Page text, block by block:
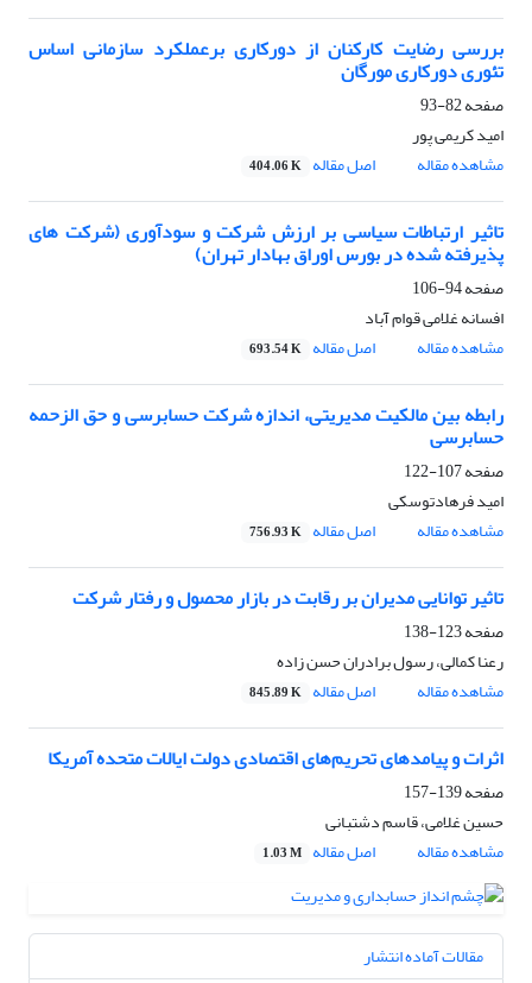
بررسی رضایت کارکنان از دورکاری برعملکرد سازمانی اساس
تئوری دورکاری مورگان
صفحه82-93
امید کریمی پور
مشاهده مقاله
اصل مقاله 404.06 K
تاثیر ارتباطات سیاسی بر ارزش شرکت و سودآوری (شرکت های
پذیرفته شده در بورس اوراق بهادار تهران)
صفحه94-106
افسانه غلامی قوام آباد
مشاهده مقاله
اصل مقاله 693.54 K
رابطه بین مالکیت مدیریتی، اندازه شرکت حسابرسی و حق الزحمه
حسابرسی
صفحه107-122
امید فرهادتوسکی
مشاهده مقاله
اصل مقاله 756.93 K
تاثیر توانایی مدیران بر رقابت در بازار محصول و رفتار شرکت
صفحه123-138
رعنا کمالی، رسول برادران حسن زاده
مشاهده مقاله
اصل مقاله 845.89 K
اثرات و پیامدهای تحریم‌های اقتصادی دولت ایالات متحده آمریکا
صفحه139-157
حسین غلامی، قاسم دشتبانی
مشاهده مقاله
اصل مقاله 1.03 M
مقالات آماده انتشار